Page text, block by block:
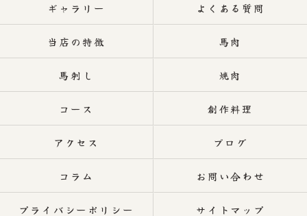
ギャラリー よくある質問
当店の特徴 馬肉
馬刺し 焼肉
コース 創作料理
アクセス ブログ
コラム お問い合わせ
プライバシーポリシー サイトマップ